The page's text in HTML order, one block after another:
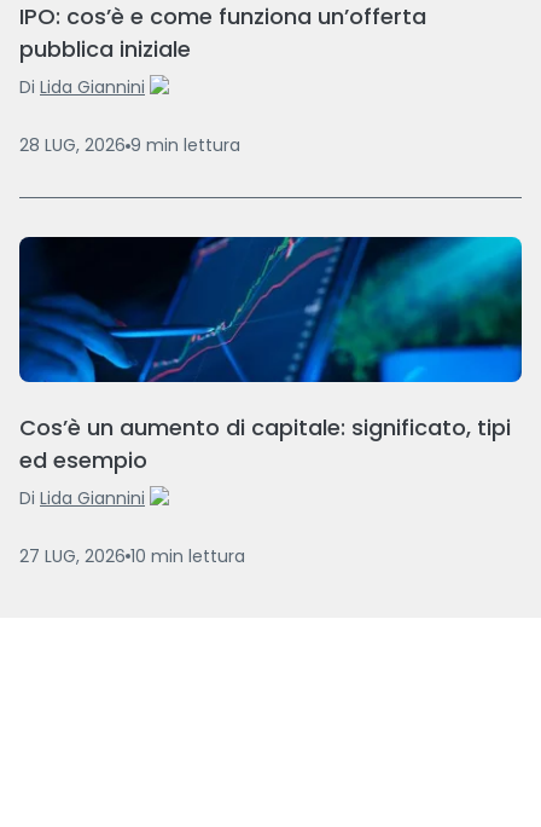
IPO: cos’è e come funziona un’offerta
pubblica iniziale
Di Lida Giannini
28 LUG, 2026 9 min lettura
Cos’è un aumento di capitale: significato, tipi
ed esempio
Di Lida Giannini
27 LUG, 2026 10 min lettura